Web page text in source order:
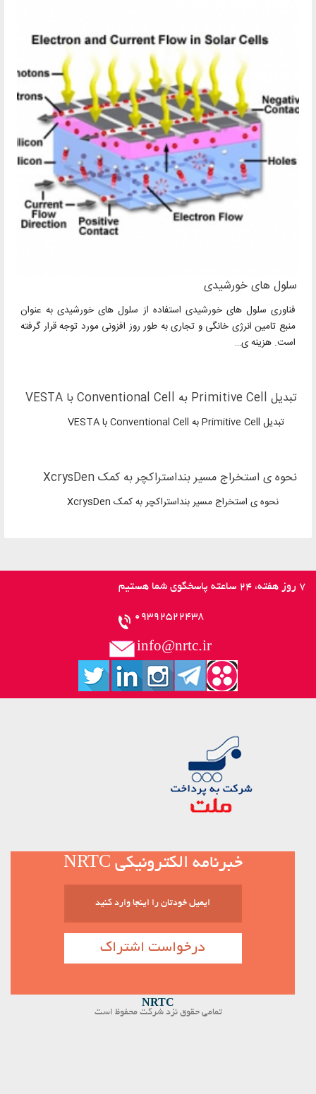
سلول های خورشیدی
فناوری سلول های خورشیدی استفاده از سلول های خورشیدی به عنوان
منبع تامین انرژی خانگی و تجاری به طور روز افزونی مورد توجه قرار گرفته
است. هزینه ی…
تبدیل Primitive Cell به Conventional Cell با VESTA
تبدیل Primitive Cell به Conventional Cell با VESTA
نحوه ی استخراج مسیر بنداستراکچر به کمک XcrysDen
نحوه ی استخراج مسیر بنداستراکچر به کمک XcrysDen
09392522438
info@nrtc.ir
خبرنامه الکترونیکی NRTC
NR
تمامی حقوق نزد شرکت محفوظ است